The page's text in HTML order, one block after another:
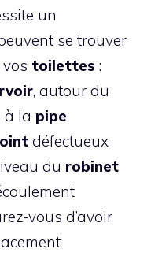
un
se trouver
toilettes :
, autour du
à la pipe
défectueux
du robinet
vous d’avoir